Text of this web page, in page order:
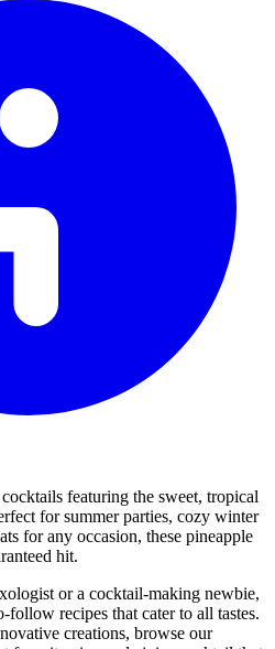
featuring the sweet, tropical
for summer parties, cozy winter
for any occasion, these pineapple
hit.
or a cocktail-making newbie,
recipes that cater to all tastes.
creations, browse our